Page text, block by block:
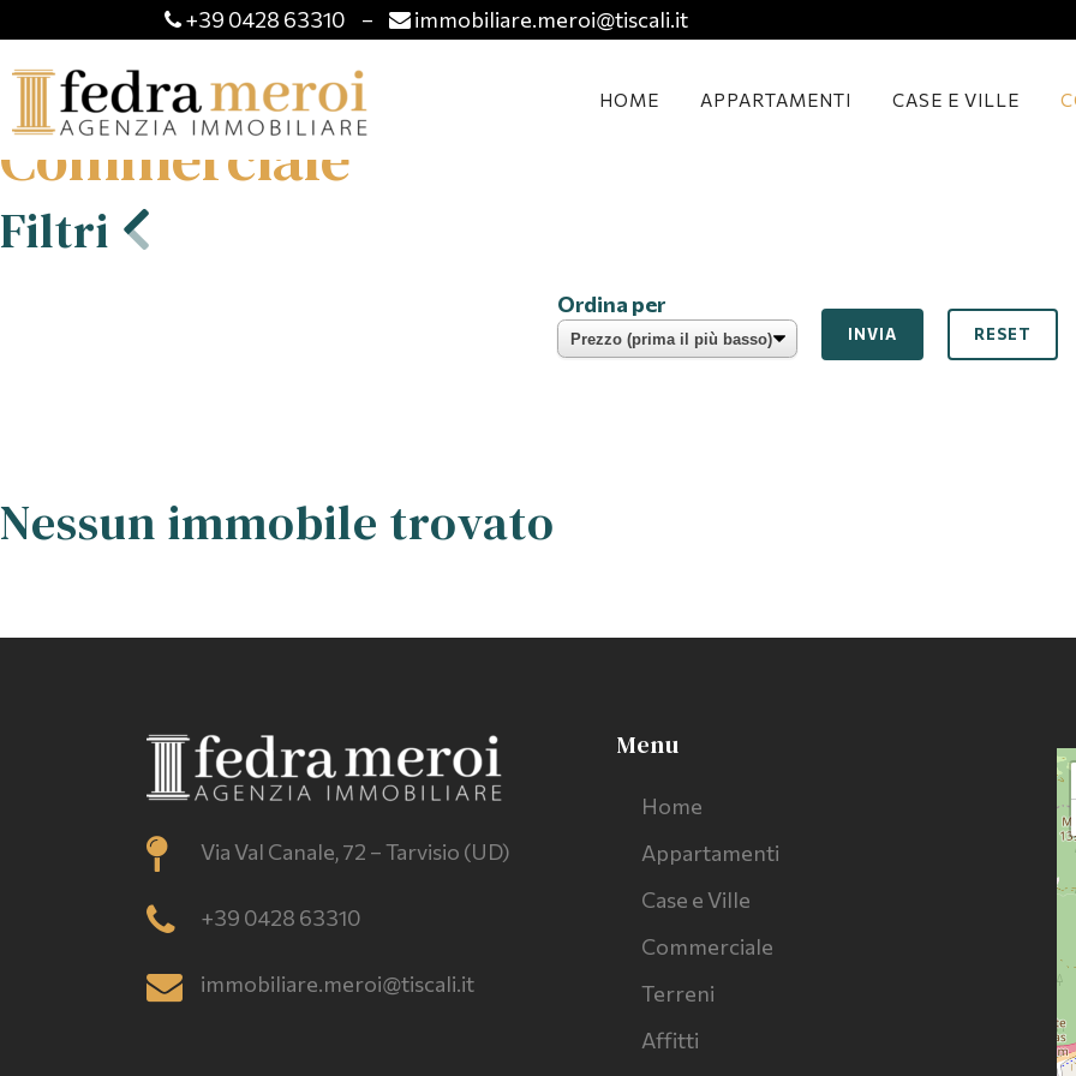
+39 0428 63310 – immobiliare.meroi@tiscali.it
HOME APPARTAMENTI CASE E VILLE
Commerciale
Filtri
Ordina per
RESET
Nessun immobile trovato
Via Val Canale, 72 – Tarvisio (UD)
+39 0428 63310
immobiliare.meroi@tiscali.it
Menu
Home
Appartamenti
Case e Ville
Commerciale
Terreni
Affitti